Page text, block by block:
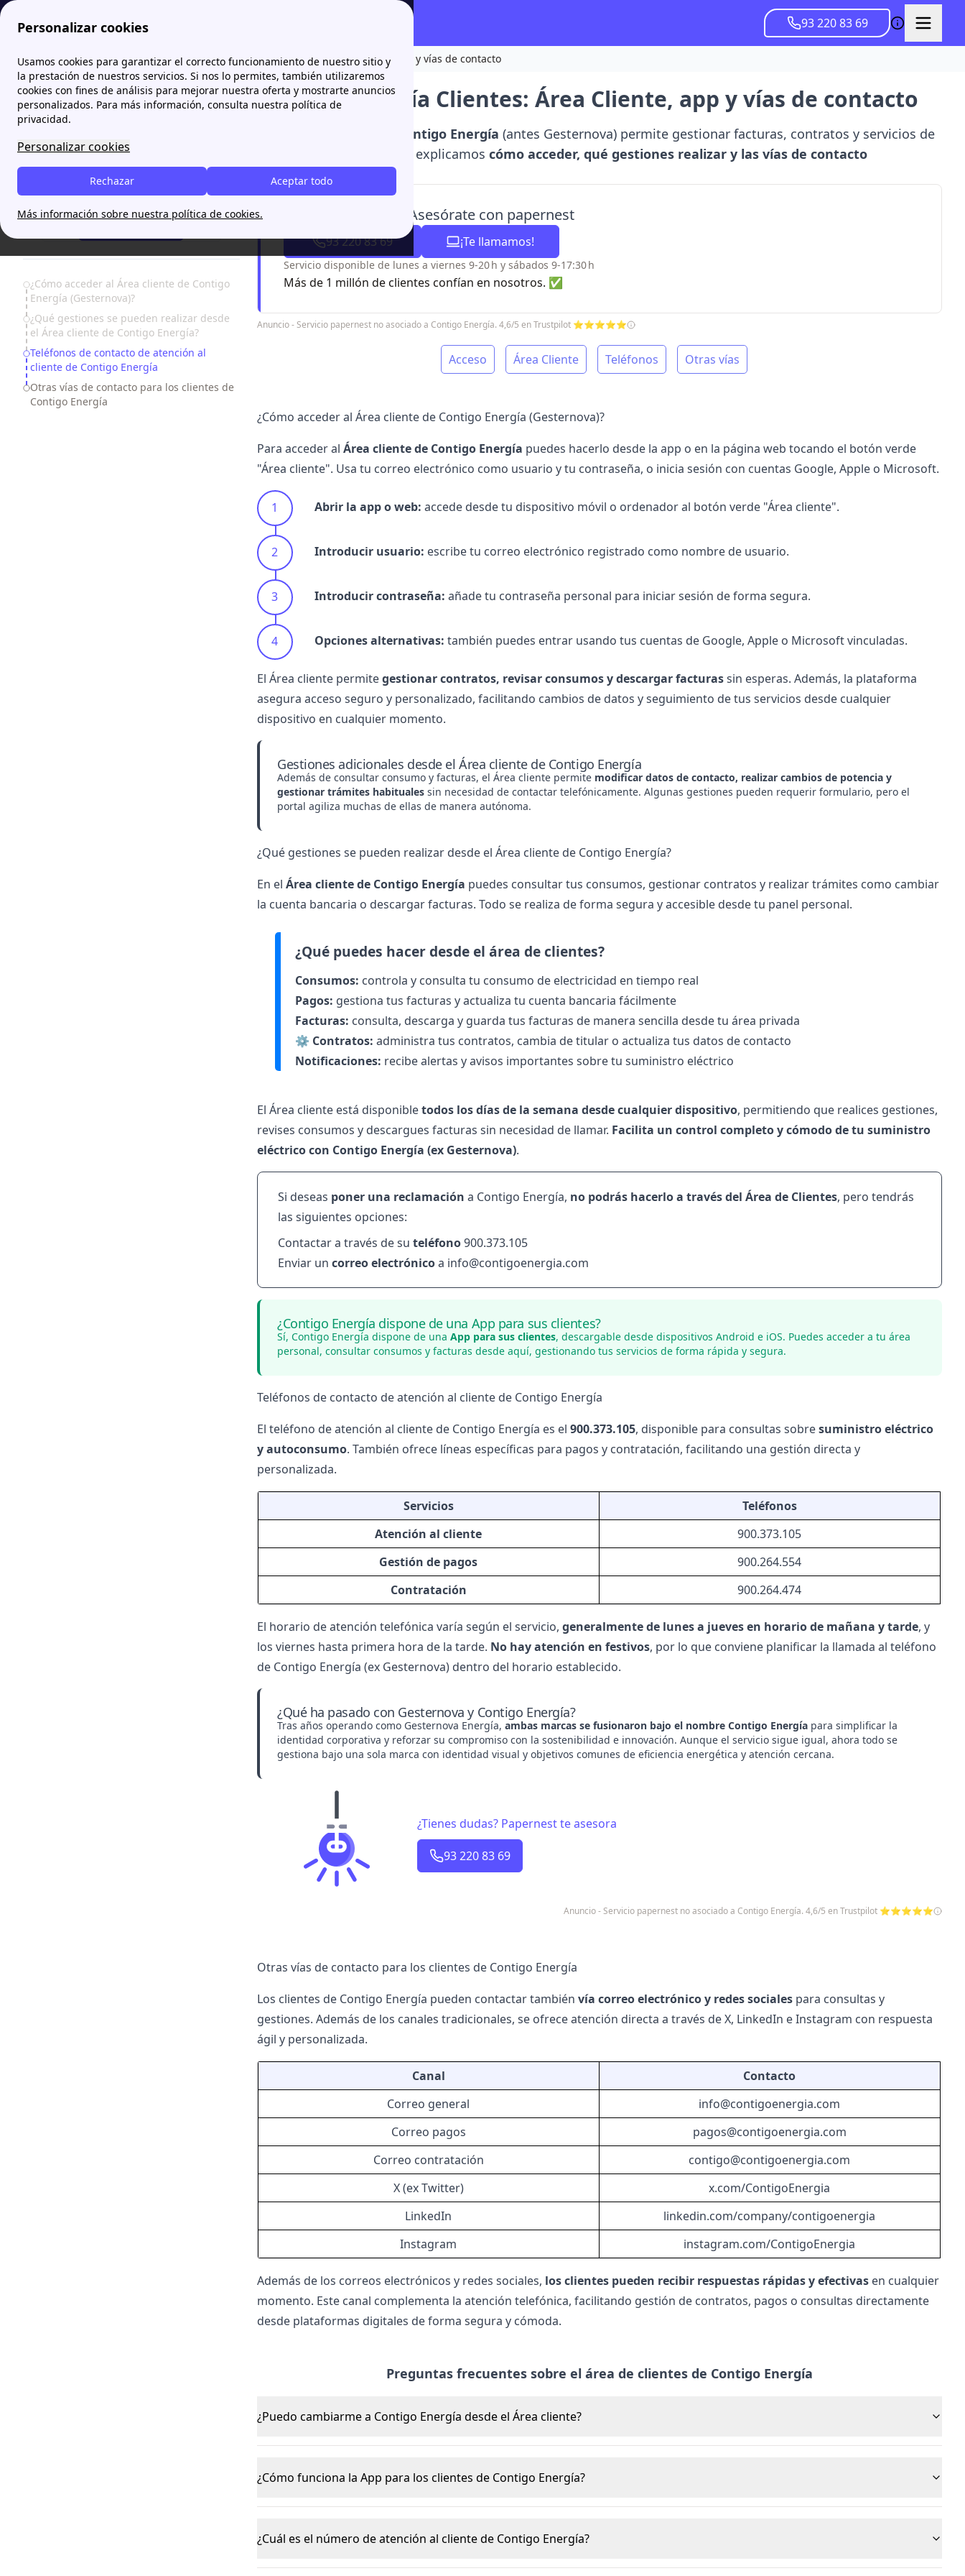
Personalizar cookies
Usamos cookies para garantizar el correcto funcionamiento de nuestro sitio y
la prestación de nuestros servicios. Si nos lo permites, también utilizaremos
cookies con fines de análisis para mejorar nuestra oferta y mostrarte anuncios
personalizados. Para más información, consulta nuestra política de
privacidad.
Personalizar cookies
Aceptar todo
Rechazar
Más información sobre nuestra política de cookies.
93 220 83 69
Papernest.es MoreContigo Energía Contigo Energía Clientes: Área Cliente, app y vías de contacto
¿Necesitas ayuda?
Table of Contents
¿Cómo acceder al Área cliente de Contigo
Energía (Gesternova)?
¿Qué gestiones se pueden realizar desde
el Área cliente de Contigo Energía?
Teléfonos de contacto de atención al
cliente de Contigo Energía
Otras vías de contacto para los clientes de
Contigo Energía
Contigo Energía Clientes: Área Cliente, app y vías de contacto
área de clientes de Contigo Energía (antes Gesternova) permite gestionar facturas, contratos y servicios de
forma rápida y segura. Te explicamos cómo acceder, qué gestiones realizar y las vías de contacto
disponibles
¿Necesitas ayuda? Asesórate con papernest
93 220 83 69 ¡Te llamamos!
Servicio disponible de lunes a viernes 9-20 h y sábados 9-17:30 h
Más de 1 millón de clientes confían en nosotros. ✅
Anuncio - Servicio papernest no asociado a Contigo Energía. 4,6/5 en Trustpilot ⭐⭐⭐⭐⭐
Acceso Área Cliente Teléfonos Otras vías
¿Cómo acceder al Área cliente de Contigo Energía (Gesternova)?
Para acceder al Área cliente de Contigo Energía puedes hacerlo desde la app o en la página web tocando el botón verde
"Área cliente". Usa tu correo electrónico como usuario y tu contraseña, o inicia sesión con cuentas Google, Apple o Microsoft.
Abrir la app o web: accede desde tu dispositivo móvil o ordenador al botón verde "Área cliente".
Introducir usuario: escribe tu correo electrónico registrado como nombre de usuario.
Introducir contraseña: añade tu contraseña personal para iniciar sesión de forma segura.
Opciones alternativas: también puedes entrar usando tus cuentas de Google, Apple o Microsoft vinculadas.
El Área cliente permitegestionar contratos, revisar consumos y descargar facturassin esperas. Además, la plataforma
asegura acceso seguro y personalizado, facilitando cambios de datos y seguimiento de tus servicios desde cualquier
dispositivo en cualquier momento.
Gestiones adicionales desde el Área cliente de Contigo Energía
Además de consultar consumo y facturas, el Área cliente permite modificar datos de contacto, realizar cambios de potencia y
gestionar trámites habitualessin necesidad de contactar telefónicamente. Algunas gestiones pueden requerir formulario, pero el
portal agiliza muchas de ellas de manera autónoma.
¿Qué gestiones se pueden realizar desde el Área cliente de Contigo Energía?
En el Área cliente de Contigo Energía puedes consultar tus consumos, gestionar contratos y realizar trámites como cambiar
la cuenta bancaria o descargarfacturas. Todo se realiza de forma segura y accesible desde tu panel personal.
¿Qué puedes hacer desde el área de clientes?
Consumos: controla y consulta tu consumo de electricidad en tiempo real
Pagos: gestiona tus facturas y actualiza tu cuenta bancaria fácilmente
Facturas: consulta, descarga y guarda tus facturas de manera sencilla desde tu área privada
⚙️ Contratos: administra tus contratos, cambia de titularo actualiza tus datos de contacto
Notificaciones: recibe alertas y avisos importantes sobre tu suministro eléctrico
El Área cliente está disponibletodos los días de la semana desde cualquier dispositivo, permitiendo que realices gestiones,
revises consumos y descargues facturas sin necesidad de llamar. Facilita un control completo y cómodo de tu suministro
eléctrico con Contigo Energía (ex Gesternova).
Si deseas poner una reclamación a Contigo Energía, no podrás hacerlo a través del Área de Clientes, pero tendrás
las siguientes opciones:
Contactar a través de su teléfono900.373.105
Enviar un correo electrónicoa info@contigoenergia.com
¿Contigo Energía dispone de una App para sus clientes?
Sí, Contigo Energía dispone de una App para sus clientes, descargable desde dispositivos Android e iOS. Puedes acceder a tu área
personal, consultar consumos y facturas desde aquí, gestionando tus servicios de forma rápida y segura.
Teléfonos de contacto de atención al cliente de Contigo Energía
El teléfono de atención al cliente de Contigo Energía es el 900.373.105, disponible para consultas sobresuministro eléctrico
y autoconsumo. También ofrece líneas específicas para pagos y contratación, facilitando una gestión directa y
personalizada.
Servicios
Teléfonos
Atención al cliente
900.373.105
Gestión de pagos
900.264.554
Contratación
900.264.474
El horario de atención telefónica varía según el servicio, generalmente de lunes a jueves en horario de mañana y tarde, y
los viernes hasta primera hora de la tarde. No hay atención en festivos, por lo que conviene planificar la llamada al teléfono
de Contigo Energía (ex Gesternova)dentro del horario establecido.
¿Qué ha pasado con Gesternova y Contigo Energía?
Tras años operando como Gesternova Energía, ambas marcas se fusionaron bajo el nombre Contigo Energíapara simplificar la
identidad corporativa y reforzar su compromiso con la sostenibilidad e innovación. Aunque el servicio sigue igual, ahora todo se
gestiona bajo una sola marca con identidad visual y objetivos comunes de eficiencia energética y atención cercana.
¿Tienes dudas? Papernest te asesora
93 220 83 69
Anuncio - Servicio papernest no asociado a Contigo Energía. 4,6/5 en Trustpilot ⭐⭐⭐⭐⭐
Otras vías de contacto para los clientes de Contigo Energía
Los clientes de Contigo Energía pueden contactar también vía correo electrónico y redes socialespara consultas y
gestiones. Además de los canales tradicionales, se ofrece atención directa a través de X, LinkedIn e Instagram con respuesta
ágil y personalizada.
Canal
Contacto
Correo general
info@contigoenergia.com
Correo pagos
pagos@contigoenergia.com
Correo contratación
contigo@contigoenergia.com
X (ex Twitter)
x.com/ContigoEnergia
LinkedIn
linkedin.com/company/contigoenergia
Instagram
instagram.com/ContigoEnergia
Además de los correos electrónicos y redes sociales, los clientes pueden recibir respuestas rápidas y efectivasen cualquier
momento. Este canal complementa la atención telefónica, facilitando gestión de contratos, pagos o consultas directamente
desde plataformas digitales de forma segura y cómoda.
Preguntas frecuentes sobre el área de clientes de Contigo Energía
¿Puedo cambiarme a Contigo Energía desde el Área cliente?
¿Cómo funciona la App para los clientes de Contigo Energía?
¿Cuál es el número de atención al cliente de Contigo Energía?